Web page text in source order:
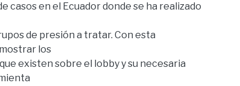
casos en el Ecuador donde se ha realizado
de presión a tratar. Con esta
los
existen sobre el lobby y su necesaria